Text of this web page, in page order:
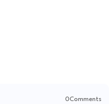
0Comments